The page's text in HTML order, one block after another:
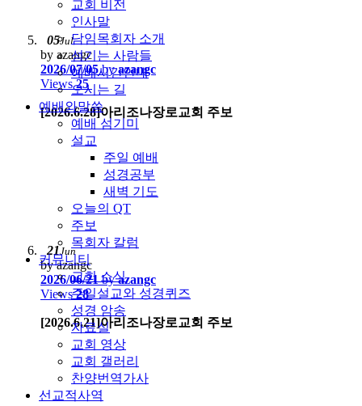
교회 비전
인사말
담임목회자 소개
섬기는 사람들
예배시간안내
오시는 길
예배와말씀
예배 섬기미
설교
주일 예배
성경공부
새벽 기도
오늘의 QT
주보
목회자 칼럼
커뮤니티
교회 소식
주일설교와 성경퀴즈
성경 암송
자료실
교회 영상
교회 갤러리
찬양번역가사
선교적사역
05Jul
by azangc
2026/07/05byazangc
Views25
[2026.6.28]아리조나장로교회 주보
21Jun
by azangc
2026/06/21byazangc
Views28
[2026.6.21]아리조나장로교회 주보